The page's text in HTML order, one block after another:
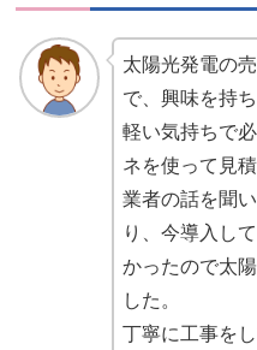
太陽光発電の
で、興味を持ち
軽い気持ちで
ネを使って見
業者の話を聞
り、今導入し
かったので太
した。
丁寧に工事を